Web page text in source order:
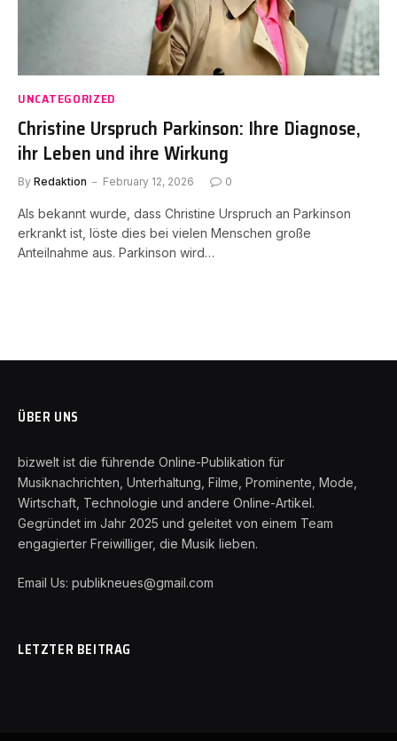
UNCATEGORIZED
Christine Urspruch Parkinson: Ihre Diagnose,
ihr Leben und ihre Wirkung
By Redaktion February 12, 2026 0
Als bekannt wurde, dass Christine Urspruch an Parkinson
erkrankt ist, löste dies bei vielen Menschen große
Anteilnahme aus. Parkinson wird…
ÜBER UNS
bizwelt ist die führende Online-Publikation für
Musiknachrichten, Unterhaltung, Filme, Prominente, Mode,
Wirtschaft, Technologie und andere Online-Artikel.
Gegründet im Jahr 2025 und geleitet von einem Team
engagierter Freiwilliger, die Musik lieben.
Email Us: publikneues@gmail.com
LETZTER BEITRAG